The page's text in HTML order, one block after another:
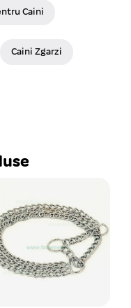
Caini
Caini Zgarzi